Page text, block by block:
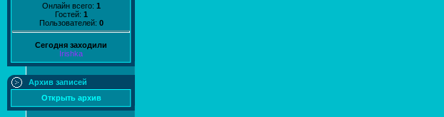
Онлайн всего: 1
Гостей: 1
Пользователей: 0
Сегодня заходили
Irishka
Архив записей
Открыть архив